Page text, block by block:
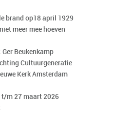
brand op18 april 1929
meer mee hoeven
Ger Beukenkamp
Cultuurgeneratie
Kerk Amsterdam
t/m 27 maart 2026